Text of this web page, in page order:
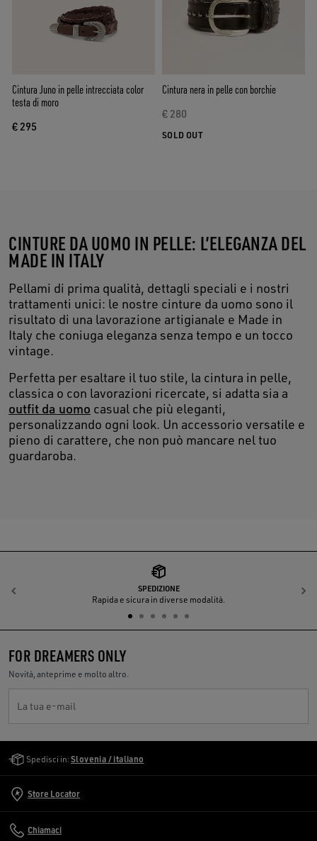
Cintura Juno in pelle intrecciata color
testa di moro
€ 295
Cintura nera in pelle con borchie
€ 280
SOLD OUT
CINTURE DA UOMO IN PELLE: L’ELEGANZA DEL
MADE IN ITALY
Pellami di prima qualità, dettagli speciali e i nostri
trattamenti unici: le nostre cinture da uomo sono il
risultato di una lavorazione artigianale e Made in
Italy che coniuga eleganza senza tempo e un tocco
vintage.
Perfetta per esaltare il tuo stile, la cintura in pelle,
classica o con lavorazioni ricercate, si adatta sia a
outfit da uomo casual che più eleganti,
personalizzando ogni look. Un accessorio versatile e
pieno di carattere, che non può mancare nel tuo
guardaroba.
SPEDIZIONE
Rapida e sicura in diverse modalità.
Indietro
FOR DREAMERS ONLY
Novità, anteprime e molto altro.
La tua e-mail
Spedisci in: Slovenia / italiano
Store Locator
Chiamaci